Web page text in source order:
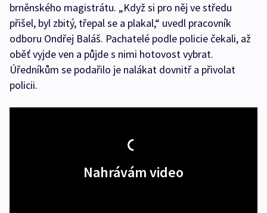
brněnského magistrátu. „Když si pro něj ve středu
přišel, byl zbitý, třepal se a plakal,“ uvedl pracovník
odboru Ondřej Baláš. Pachatelé podle policie čekali, až
oběť vyjde ven a půjde s nimi hotovost vybrat.
Úředníkům se podařilo je nalákat dovnitř a přivolat
policii.
Nahrávám video